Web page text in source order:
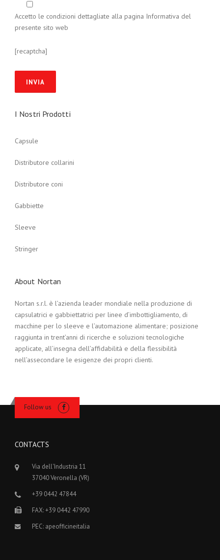
Accetto le condizioni dettagliate alla pagina Informativa del
presente sito web
[recaptcha]
I Nostri Prodotti
Capsule
Distributore collarini
Distributore coni
Gabbiette
Sleeve
Stringer
About Nortan
Nortan s.r.l. è l’azienda leader mondiale nella produzione di
capsulatrici e gabbiettatrici per linee d’imbottigliamento, di
macchine per lo sleeve e l’automazione alimentare; posizione
raggiunta in trent’anni di ricerche e soluzioni tecnologiche
applicate, all’insegna dell’affidabilità e della flessibilità
nell’assecondare le esigenze dei propri clienti.
Follow us
CONTACTS
Via dell'Industria 11
37040 Veronella (VR)
+39 0442 47844
FAX: +39 0442 47990
PEC: apeofficineitalia